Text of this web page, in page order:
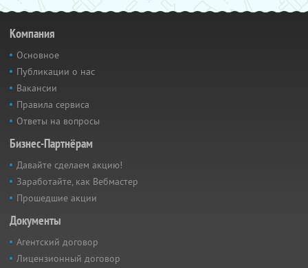
Компания
Основное
Публикации о нас
Вакансии
Правила сервиса
Ответы на вопросы
Бизнес-Партнёрам
Давайте сделаем акцию!
Заработайте, как Вебмастер
Прошедшие акции
Документы
Агентский договор
Лицензионный договор